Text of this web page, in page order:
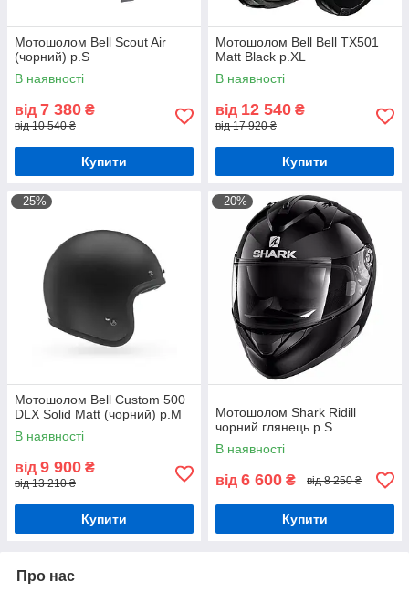
Мотошолом Bell Scout Air
(чорний) р.S
В наявності
від 7 380 ₴
від 10 540 ₴
Купити
Мотошолом Bell Bell TX501
Matt Black р.XL
В наявності
від 12 540 ₴
від 17 920 ₴
Купити
–25%
Мотошолом Bell Custom 500
DLX Solid Matt (чорний) р.М
В наявності
від 9 900 ₴
від 13 210 ₴
Купити
–20%
Мотошолом Shark Ridill
чорний глянець р.S
В наявності
від 6 600 ₴ від 8 250 ₴
Купити
Про нас